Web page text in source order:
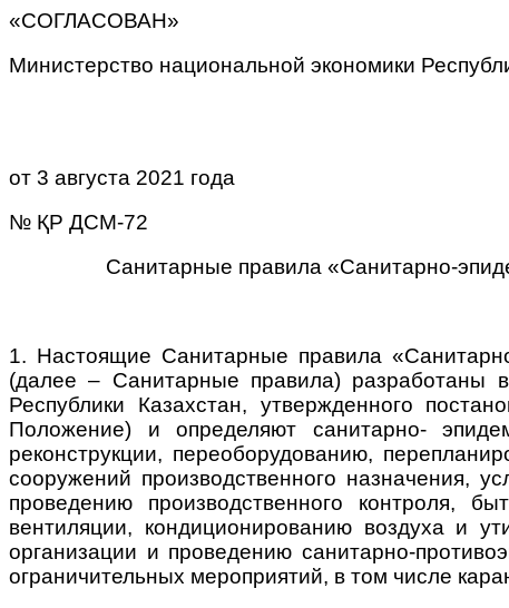
«СОГЛАСОВАН»
Министерство национальной экономики
от 3 августа 2021 года
№ ҚР ДСМ-72
Санитарные правила «Санитарно-
1. Настоящие Санитарные правила
(далее – Санитарные правила) разработаны
Республики Казахстан, утвержденного
Положение) и определяют санитарно-
реконструкции, переоборудованию,
сооружений производственного назначения,
проведению производственного контроля,
вентиляции, кондиционированию воздуха и
организации и проведению санитарно-
ограничительных мероприятий, в том числе